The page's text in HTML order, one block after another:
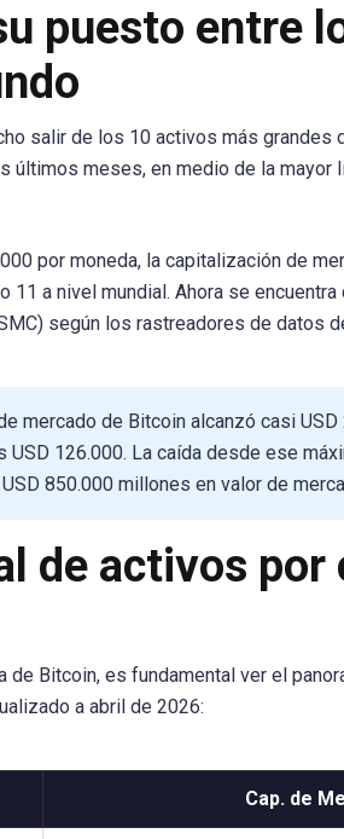
puesto entre
salir de los 10 activos más
últimos meses, en medio de la mayor
por moneda, la capitalización de
11 a nivel mundial. Ahora se
según los rastreadores de datos
mercado de Bitcoin alcanzó casi
126.000. La caída desde ese
850.000 millones en valor de
de activos
de Bitcoin, es fundamental ver el
a abril de 2026:
Cap. de